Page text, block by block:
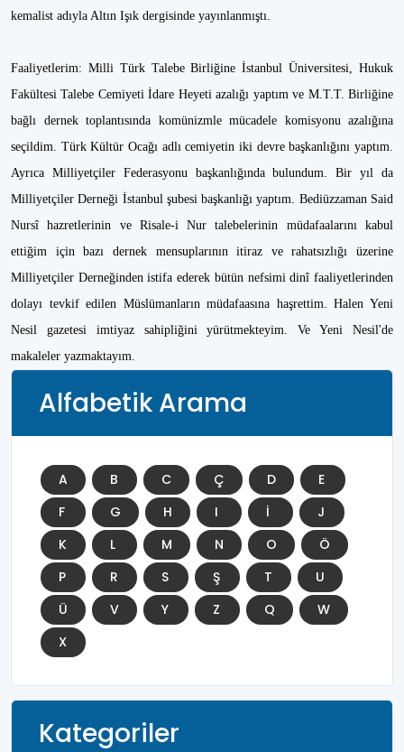
kemalist adıyla Altın Işık dergisinde yayınlanmıştı.
Faaliyetlerim: Milli Türk Talebe Birliğine İstanbul Üniversitesi, Hukuk
Fakültesi Talebe Cemiyeti İdare Heyeti azalığı yaptım ve M.T.T. Birliğine
bağlı dernek toplantısında komünizmle mücadele komisyonu azalığına
seçildim. Türk Kültür Ocağı adlı cemiyetin iki devre başkanlığını yaptım.
Ayrıca Milliyetçiler Federasyonu başkanlığında bulundum. Bir yıl da
Milliyetçiler Derneği İstanbul şubesi başkanlığı yaptım. Bediüzzaman Said
Nursî hazretlerinin ve Risale-i Nur talebelerinin müdafaalarını kabul
ettiğim için bazı dernek mensuplarının itiraz ve rahatsızlığı üzerine
Milliyetçiler Derneğinden istifa ederek bütün nefsimi dinî faaliyetlerinden
dolayı tevkif edilen Müslümanların müdafaasına haşrettim. Halen Yeni
Nesil gazetesi imtiyaz sahipliğini yürütmekteyim. Ve Yeni Nesil'de
makaleler yazmaktayım.
Alfabetik Arama
A B C Ç D
E
F
G H I İ
J
K
L M N O
Ö
P
R S Ş T
U
Ü
V Y Z Q
W
X
Kategoriler